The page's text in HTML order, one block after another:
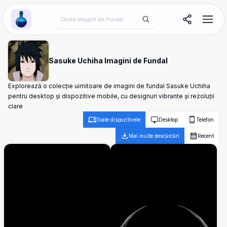
Wallpaper Alchemy
Sasuke Uchiha Imagini de Fundal
Explorează o colecție uimitoare de imagini de fundal Sasuke Uchiha
pentru desktop și dispozitive mobile, cu designuri vibrante și rezoluții
clare
Toate dispozitivele Desktop Telefon
Mai multe descărcări Recent